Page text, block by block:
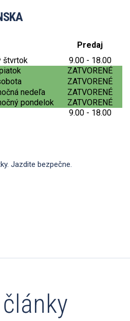
Predaj
štvrtok
9.00 - 18.00
ZATVORENÉ
ZATVORENÉ
nedeľa
ZATVORENÉ
pondelok
ZATVORENÉ
9.00 - 18.00
Jazdite bezpečne.